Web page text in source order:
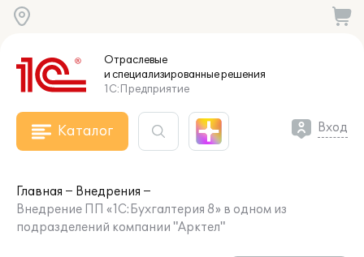
Отраслевые
и специализированныерешения
1С:Предприятие
Каталог Вход
Главная
Внедрения
Внедрение ПП «1С:Бухгалтерия 8» в одном из
подразделений компании "Арктел"